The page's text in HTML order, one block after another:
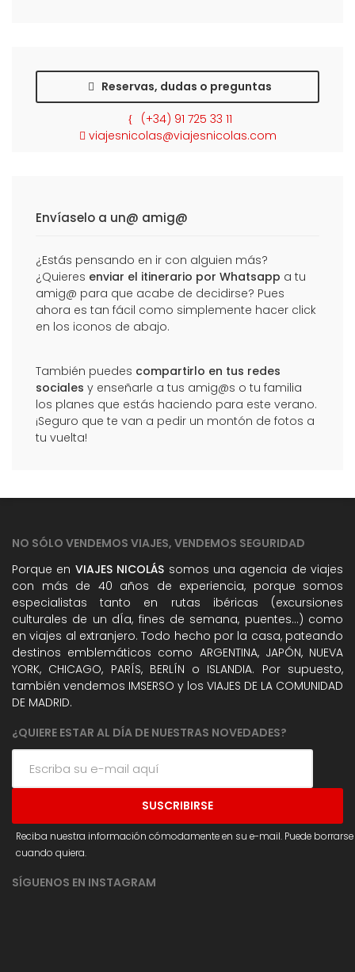
Reservas, dudas o preguntas
(+34) 91 725 33 11
viajesnicolas@viajesnicolas.com
Envíaselo a un@ amig@
¿Estás pensando en ir con alguien más?
¿Quieres enviar el itinerario por Whatsapp a tu
amig@ para que acabe de decidirse? Pues
ahora es tan fácil como simplemente hacer click
en los iconos de abajo.
También puedes compartirlo en tus redes
sociales y enseñarle a tus amig@s o tu familia
los planes que estás haciendo para este verano.
¡Seguro que te van a pedir un montón de fotos a
tu vuelta!
NO SÓLO VENDEMOS VIAJES, VENDEMOS SEGURIDAD
Porque en VIAJES NICOLÁS somos una agencia de viajes
con más de 40 años de experiencia, porque somos
especialistas tanto en rutas ibéricas (excursiones
culturales de un dÍa, fines de semana, puentes...) como
en viajes al extranjero. Todo hecho por la casa, pateando
destinos emblemáticos como ARGENTINA, JAPÓN, NUEVA
YORK, CHICAGO, PARÍS, BERLÍN o ISLANDIA. Por supuesto,
también vendemos IMSERSO y los VIAJES DE LA COMUNIDAD
DE MADRID.
¿QUIERE ESTAR AL DÍA DE NUESTRAS NOVEDADES?
Reciba nuestra información cómodamente en su e-mail. Puede borrarse
cuando quiera.
SÍGUENOS EN INSTAGRAM